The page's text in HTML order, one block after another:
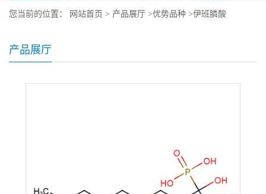
您当前的位置： 网站首页 > 产品展厅 >优势品种 >伊班膦酸
产品展厅